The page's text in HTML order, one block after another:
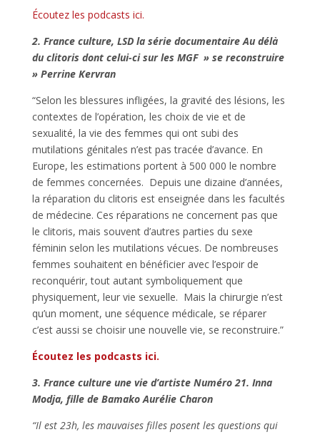
Écoutez les podcasts ici.
2. France culture, LSD la série documentaire Au délà
du clitoris dont celui-ci sur les MGF » se reconstruire
» Perrine Kervran
“Selon les blessures infligées, la gravité des lésions, les
contextes de l’opération, les choix de vie et de
sexualité, la vie des femmes qui ont subi des
mutilations génitales n’est pas tracée d’avance. En
Europe, les estimations portent à 500 000 le nombre
de femmes concernées. Depuis une dizaine d’années,
la réparation du clitoris est enseignée dans les facultés
de médecine. Ces réparations ne concernent pas que
le clitoris, mais souvent d’autres parties du sexe
féminin selon les mutilations vécues. De nombreuses
femmes souhaitent en bénéficier avec l’espoir de
reconquérir, tout autant symboliquement que
physiquement, leur vie sexuelle. Mais la chirurgie n’est
qu’un moment, une séquence médicale, se réparer
c’est aussi se choisir une nouvelle vie, se reconstruire.”
Écoutez les podcasts ici.
3. France culture une vie d’artiste Numéro 21. Inna
Modja, fille de Bamako Aurélie Charon
“Il est 23h, les mauvaises filles posent les questions qui